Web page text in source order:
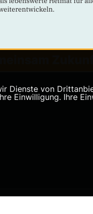
Dienste von
Einwilligung. Ihre